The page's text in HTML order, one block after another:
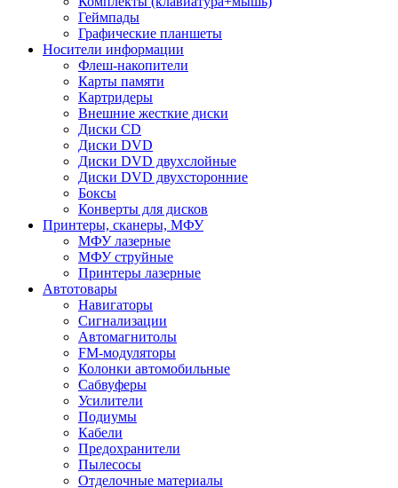
Геймпады
Графические планшеты
Носители информации
Флеш-накопители
Карты памяти
Картридеры
Внешние жесткие диски
Диски CD
Диски DVD
Диски DVD двухслойные
Диски DVD двухсторонние
Боксы
Конверты для дисков
Принтеры, сканеры, МФУ
МФУ лазерные
МФУ струйные
Принтеры лазерные
Автотовары
Навигаторы
Сигнализации
Автомагнитолы
FM-модуляторы
Колонки автомобильные
Сабвуферы
Усилители
Подиумы
Кабели
Предохранители
Пылесосы
Отделочные материалы